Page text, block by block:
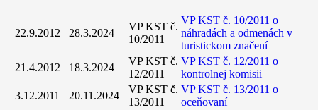
22.9.2012 28.3.2024
VP KST č.
10/2011
VP KST č. 10/2011 o
náhradách a odmenách v
turistickom značení
21.4.2012
18.3.2024
VP KST č.
12/2011
VP KST č. 12/2011 o
kontrolnej komisii
3.12.2011
20.11.2024
VP KST č.
13/2011
VP KST č. 13/2011 o
oceňovaní